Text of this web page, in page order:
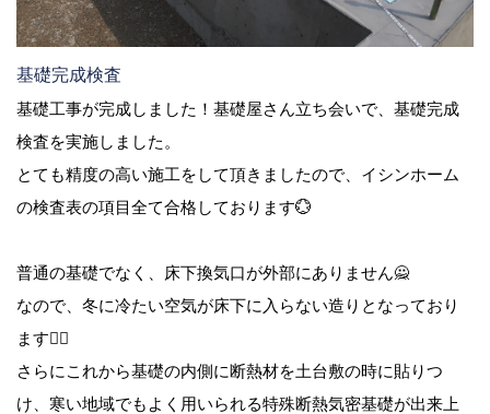
基礎完成検査
基礎工事が完成しました！基礎屋さん立ち会いで、基礎完成
検査を実施しました。
とても精度の高い施工をして頂きましたので、イシンホーム
の検査表の項目全て合格しております💮
普通の基礎でなく、床下換気口が外部にありません🙅
なので、冬に冷たい空気が床下に入らない造りとなっており
ます🙆‍♀️
さらにこれから基礎の内側に断熱材を土台敷の時に貼りつ
け、寒い地域でもよく用いられる特殊断熱気密基礎が出来上